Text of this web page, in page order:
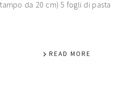
da 20 cm) 5 fogli di pasta
READ MORE